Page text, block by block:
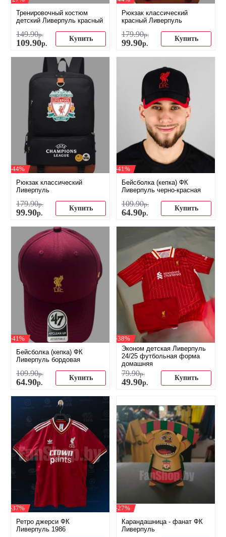
Тренировочный костюм
детский Ливерпуль красный
149.90р.
109.90р.
Купить
Рюкзак классический
красный Ливерпуль
179.90р.
99.90р.
Купить
-44%
Рюкзак классический
Ливерпуль
179.90р.
99.90р.
Купить
-41%
Бейсболка (кепка) ФК
Ливерпуль черно-красная
109.90р.
64.90р.
Купить
-41%
Бейсболка (кепка) ФК
Ливерпуль бордовая
109.90р.
64.90р.
Купить
-38%
Эконом детская Ливерпуль
24/25 футбольная форма
домашняя
79.90р.
49.90р.
Купить
-37%
Ретро джерси ФК
Ливерпуль 1986
-27%
Карандашница - фанат ФК
Ливерпуль